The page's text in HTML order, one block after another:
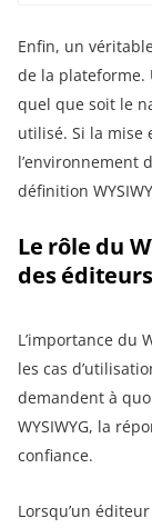
Enfin, un
de la plateforme.
quel que soit le
utilisé. Si la mise
l’environnement
définition
Le rôle du
des
L’importance du
les cas
demandent à
WYSIWYG, la
confiance.
Lorsqu’un